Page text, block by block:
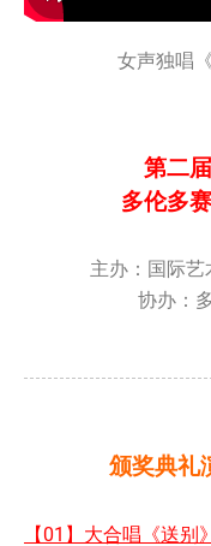
女声独唱
第二
多伦多
主办：国际
协办：
颁奖典礼
【01】大合唱《送